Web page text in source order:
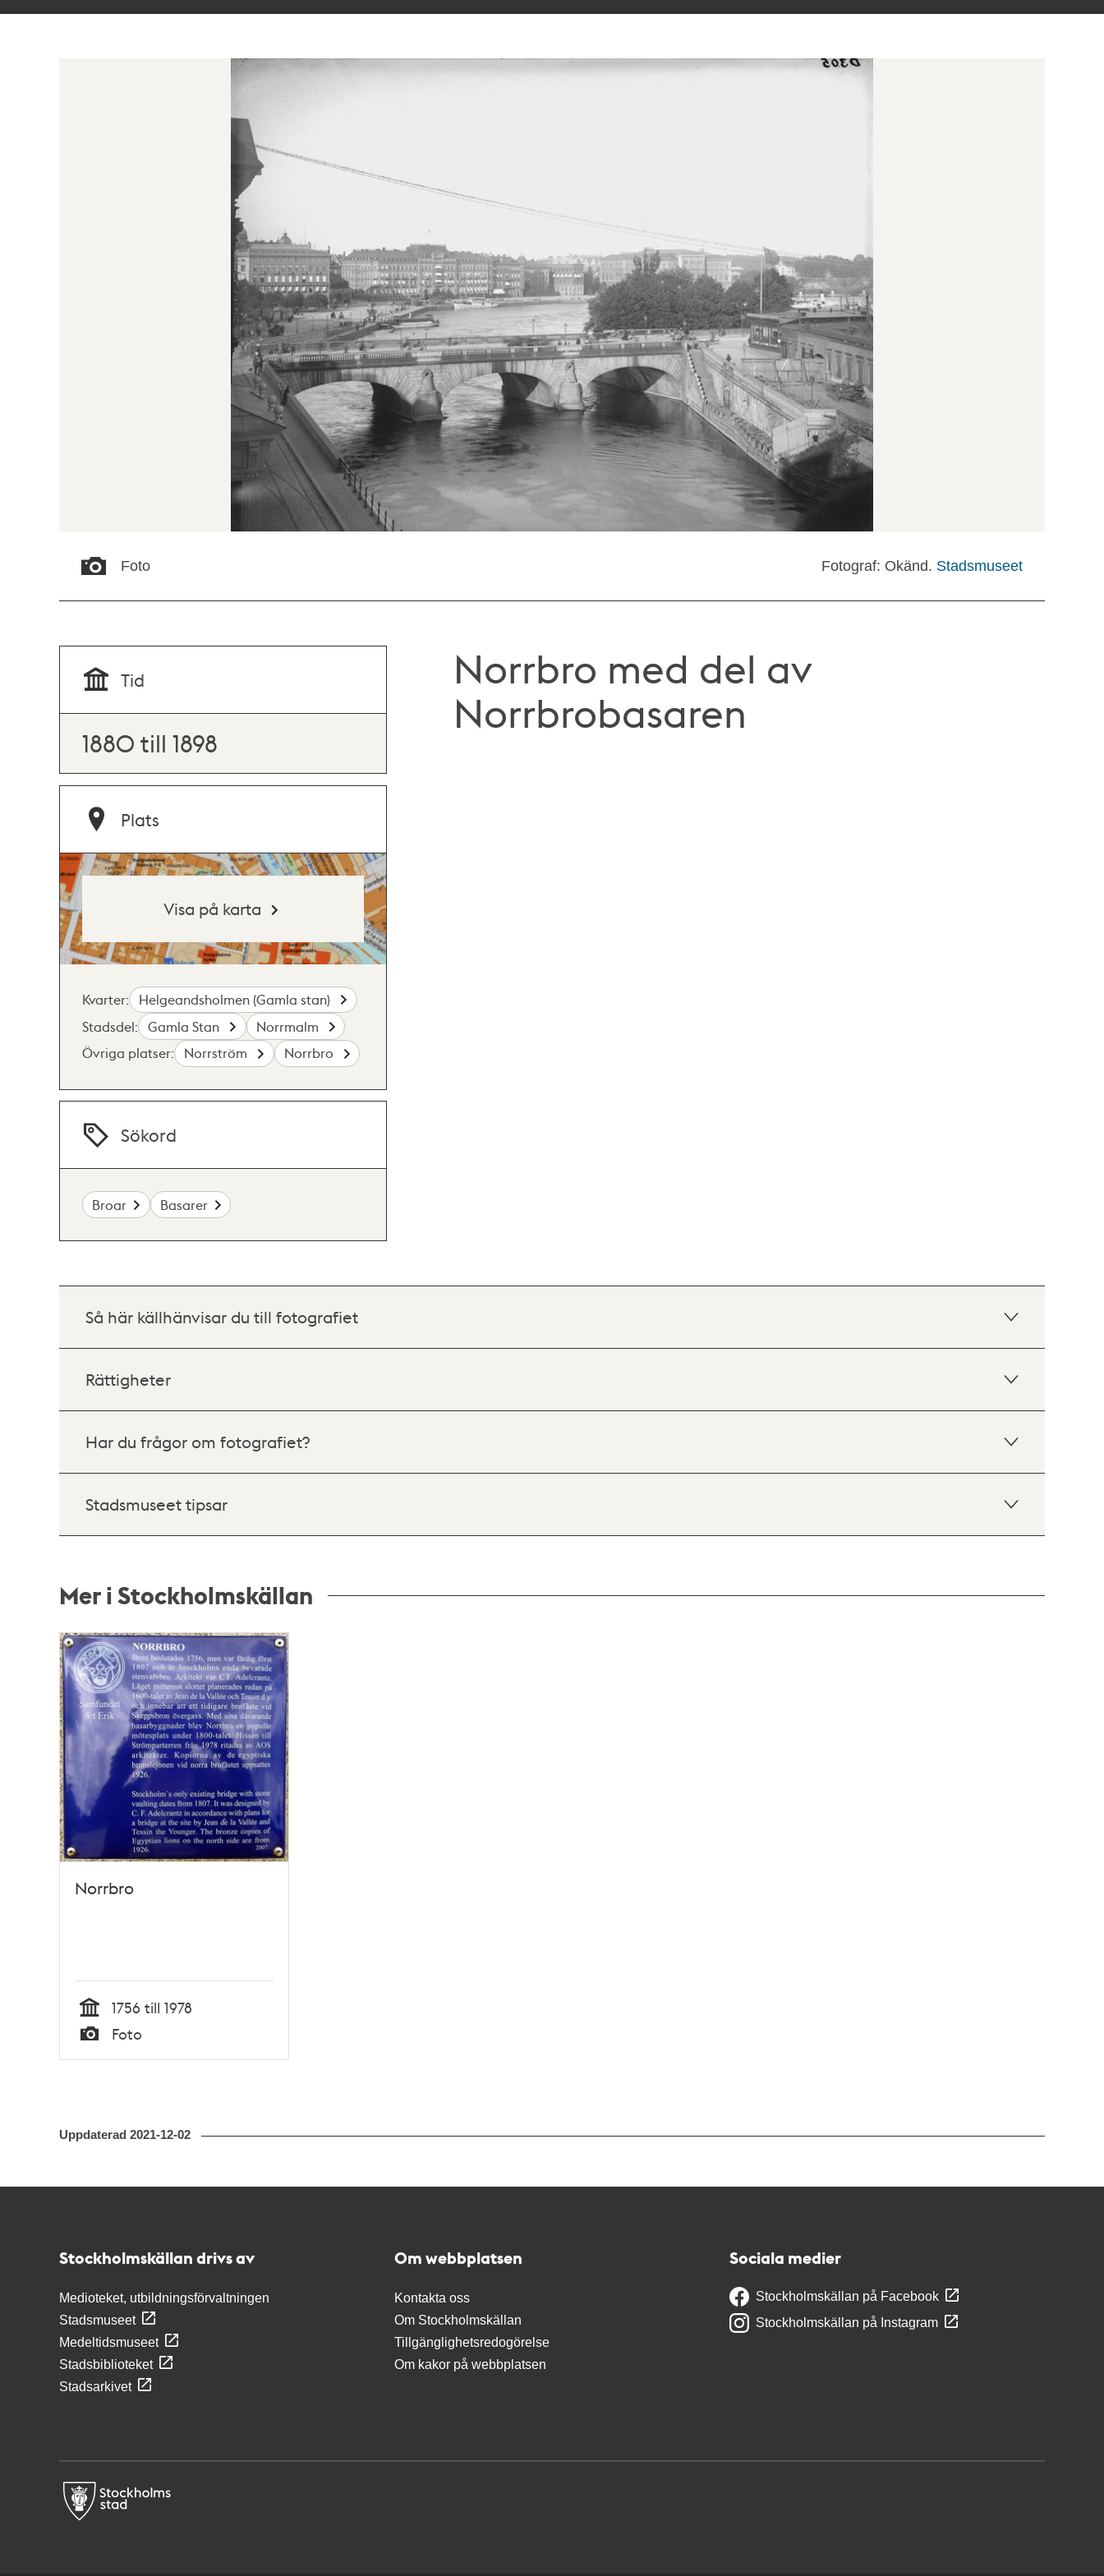
Foto Fotograf: Okänd. Stadsmuseet
Norrbro med del av
Norrbrobasaren
Tid
1880 till 1898
Plats
Visa på karta
Kvarter:
Helgeandsholmen (Gamla stan)
Stadsdel:
Gamla Stan
Norrmalm
Övriga platser:
Norrström Norrbro
Sökord
Broar Basarer
Så här källhänvisar du till fotografiet
Rättigheter
Har du frågor om fotografiet?
Stadsmuseet tipsar
Mer i Stockholmskällan
Relaterade
poster
och
teman
Norrbro
Tid
1756 till 1978
Typ
Foto
Uppdaterad 2021-12-02
Stockholmskällan drivs av
Medioteket, utbildningsförvaltningen
Stadsmuseet
Medeltidsmuseet
Stadsbiblioteket
Stadsarkivet
Om webbplatsen
Kontakta oss
Om Stockholmskällan
Tillgänglighetsredogörelse
Om kakor på webbplatsen
Sociala medier
Stockholmskällan på Facebook
Stockholmskällan på Instagram